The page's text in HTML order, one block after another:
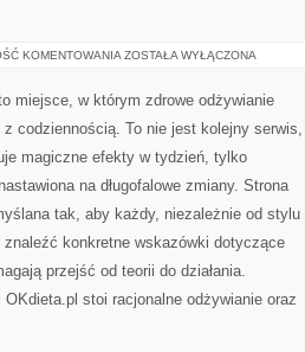
KOMENTOWANIA ZABURZENIA
POWRÓT
DO
ZOSTAŁA WYŁĄCZONA
miejsce, w którym zdrowe odżywianie
codziennością. To nie jest kolejny serwis,
magiczne efekty w tydzień, tylko
na długofalowe zmiany. Strona
tak, aby każdy, niezależnie od stylu
znaleźć konkretne wskazówki dotyczące
przejść od teorii do działania.
stoi racjonalne odżywianie oraz